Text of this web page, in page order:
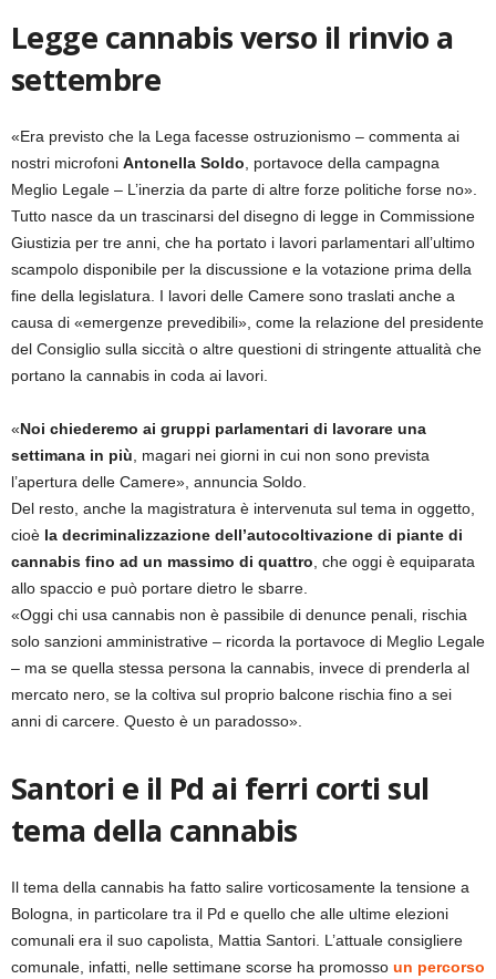
Legge cannabis verso il rinvio a
settembre
«Era previsto che la Lega facesse ostruzionismo – commenta ai
nostri microfoni Antonella Soldo, portavoce della campagna
Meglio Legale – L’inerzia da parte di altre forze politiche forse no».
Tutto nasce da un trascinarsi del disegno di legge in Commissione
Giustizia per tre anni, che ha portato i lavori parlamentari all’ultimo
scampolo disponibile per la discussione e la votazione prima della
fine della legislatura. I lavori delle Camere sono traslati anche a
causa di «emergenze prevedibili», come la relazione del presidente
del Consiglio sulla siccità o altre questioni di stringente attualità che
portano la cannabis in coda ai lavori.
«Noi chiederemo ai gruppi parlamentari di lavorare una
settimana in più, magari nei giorni in cui non sono prevista
l’apertura delle Camere», annuncia Soldo.
Del resto, anche la magistratura è intervenuta sul tema in oggetto,
cioè la decriminalizzazione dell’autocoltivazione di piante di
cannabis fino ad un massimo di quattro, che oggi è equiparata
allo spaccio e può portare dietro le sbarre.
«Oggi chi usa cannabis non è passibile di denunce penali, rischia
solo sanzioni amministrative – ricorda la portavoce di Meglio Legale
– ma se quella stessa persona la cannabis, invece di prenderla al
mercato nero, se la coltiva sul proprio balcone rischia fino a sei
anni di carcere. Questo è un paradosso».
Santori e il Pd ai ferri corti sul
tema della cannabis
Il tema della cannabis ha fatto salire vorticosamente la tensione a
Bologna, in particolare tra il Pd e quello che alle ultime elezioni
comunali era il suo capolista, Mattia Santori. L’attuale consigliere
comunale, infatti, nelle settimane scorse ha promosso un percorso